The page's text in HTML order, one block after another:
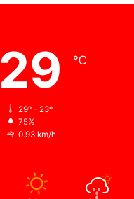
29 ℃
29º - 23º
75%
0.93 km/h